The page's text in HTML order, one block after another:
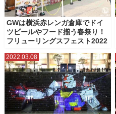
GWは横浜赤レンガ倉庫でドイ
ツビールやフード揃う春祭り！
フリューリングスフェスト2022
2022.03.08